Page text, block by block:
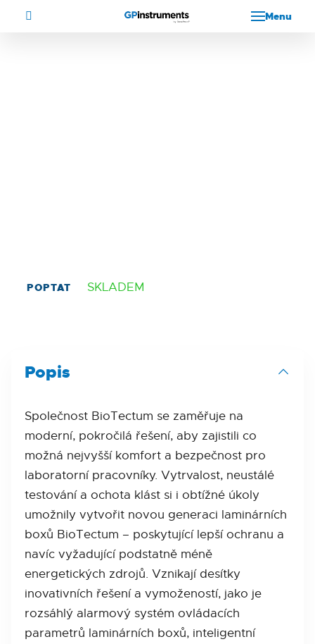
Menu
POPTAT SKLADEM
Popis
Společnost BioTectum se zaměřuje na
moderní, pokročilá řešení, aby zajistili co
možná nejvyšší komfort a bezpečnost pro
laboratorní pracovníky. Vytrvalost, neustálé
testování a ochota klást si i obtížné úkoly
umožnily vytvořit novou generaci laminárních
boxů BioTectum – poskytující lepší ochranu a
navíc vyžadující podstatně méně
energetických zdrojů. Vznikají desítky
inovativních řešení a vymožeností, jako je
rozsáhlý alarmový systém ovládacích
parametrů laminárních boxů, inteligentní